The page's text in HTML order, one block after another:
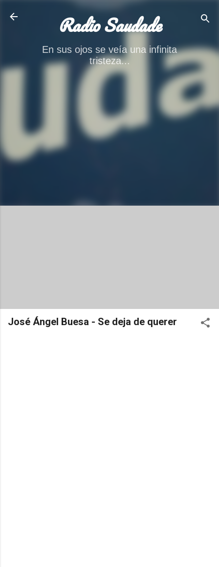
Radio Saudade
En sus ojos se veía una infinita
tristeza...
José Ángel Buesa - Se deja de querer